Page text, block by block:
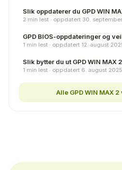
Slik oppdaterer du GPD WIN
2 min lest · oppdatert 30.
GPD BIOS-oppdateringer og
1 min lest · oppdatert 12. august
Slik bytter du ut GPD WIN MAX
1 min lest · oppdatert 6. august 2025
Alle GPD WIN MAX